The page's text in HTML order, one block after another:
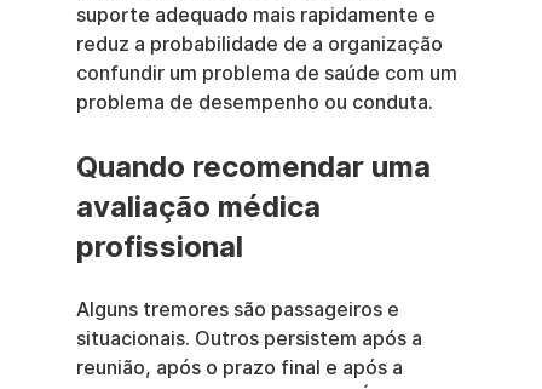
suporte adequado mais rapidamente e
reduz a probabilidade de a organização
confundir um problema de saúde com um
problema de desempenho ou conduta.
Quando recomendar uma
avaliação médica
profissional
Alguns tremores são passageiros e
situacionais. Outros persistem após a
reunião, após o prazo final e após a